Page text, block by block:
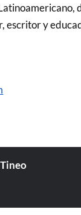
escritor y